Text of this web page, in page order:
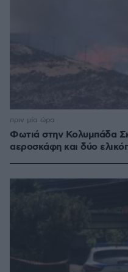
Φωτιά στην Κολυμπάδα
αεροσκάφη και δύο
πριν μία ώρα